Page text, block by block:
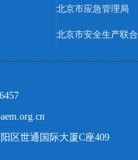
区世通国际大厦C座409
北京市安全生产联
北京市应急管理局